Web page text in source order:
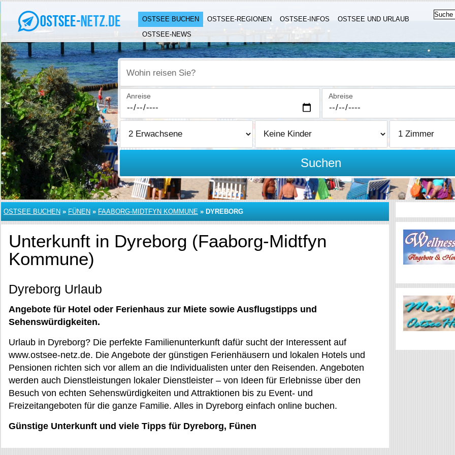
OSTSEE BUCHEN OSTSEE-REGIONEN OSTSEE-INFOS
OSTSEE UND URLAUB
OSTSEE-NEWS
Wohin reisen Sie?
Anreise Abreise
Suchen
OSTSEE BUCHEN » FÜNEN » FAABORG-MIDTFYN KOMMUNE » DYREBORG
Unterkunft in Dyreborg (Faaborg-Midtfyn
Kommune)
Dyreborg Urlaub
Angebote für Hotel oder Ferienhaus zur Miete sowie Ausflugstipps und
Sehenswürdigkeiten.
Urlaub in Dyreborg? Die perfekte Familienunterkunft dafür sucht der Interessent auf
www.ostsee-netz.de. Die Angebote der günstigen Ferienhäusern und lokalen Hotels und
Pensionen richten sich vor allem an die Individualisten unter den Reisenden. Angeboten
werden auch Dienstleistungen lokaler Dienstleister – von Ideen für Erlebnisse über den
Besuch von echten Sehenswürdigkeiten und Attraktionen bis zu Event- und
Freizeitangeboten für die ganze Familie. Alles in Dyreborg einfach online buchen.
Günstige Unterkunft und viele Tipps für Dyreborg, Fünen